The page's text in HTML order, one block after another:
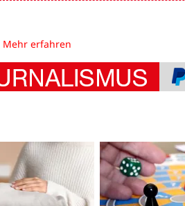
Mehr erfahren